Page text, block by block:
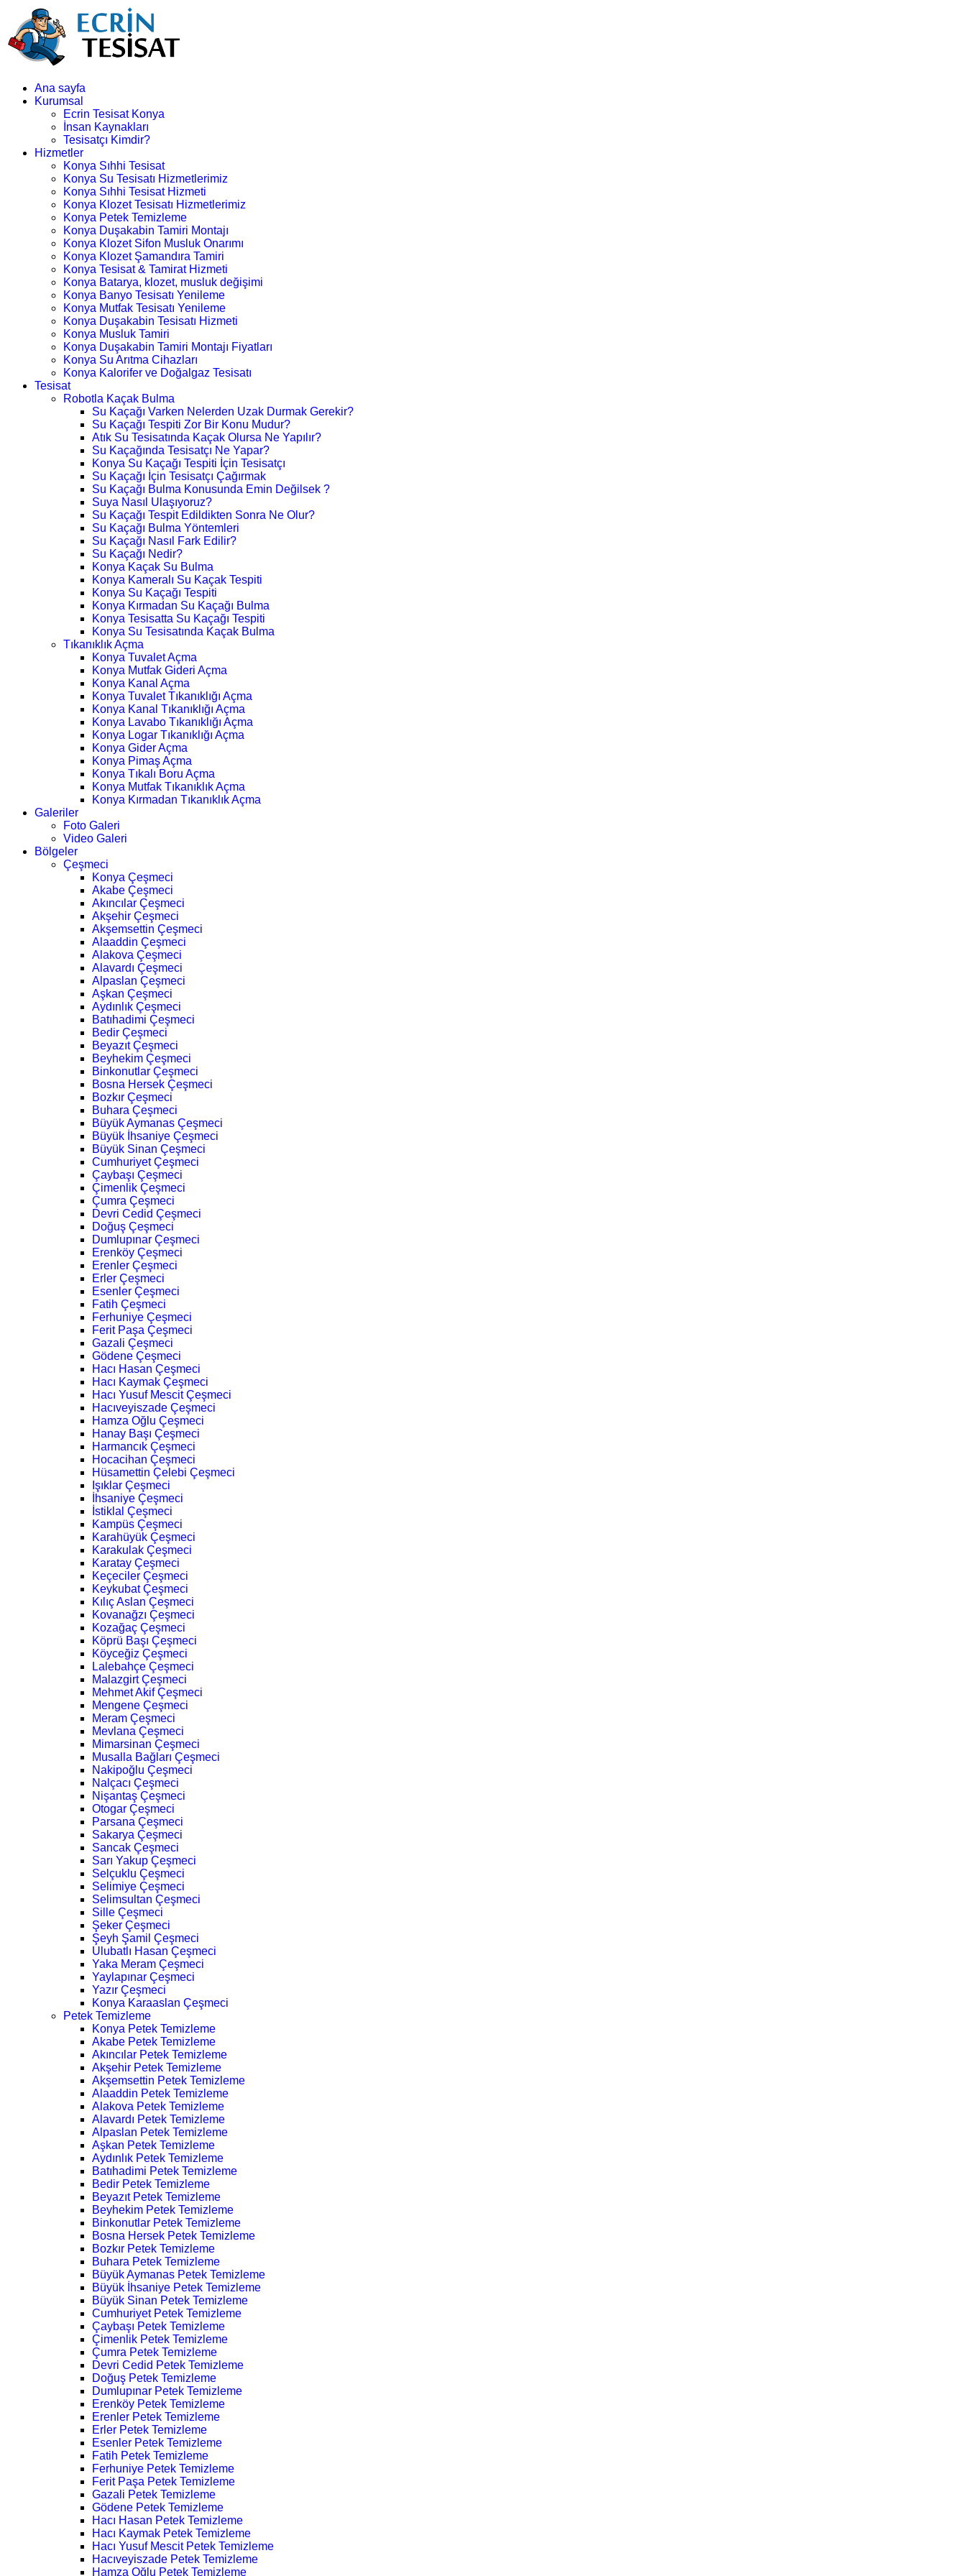
Ana sayfa
Kurumsal
Ecrin Tesisat Konya
İnsan Kaynakları
Tesisatçı Kimdir?
Hizmetler
Konya Sıhhi Tesisat
Konya Su Tesisatı Hizmetlerimiz
Konya Sıhhi Tesisat Hizmeti
Konya Klozet Tesisatı Hizmetlerimiz
Konya Petek Temizleme
Konya Duşakabin Tamiri Montajı
Konya Klozet Sifon Musluk Onarımı
Konya Klozet Şamandıra Tamiri
Konya Tesisat & Tamirat Hizmeti
Konya Batarya, klozet, musluk değişimi
Konya Banyo Tesisatı Yenileme
Konya Mutfak Tesisatı Yenileme
Konya Duşakabin Tesisatı Hizmeti
Konya Musluk Tamiri
Konya Duşakabin Tamiri Montajı Fiyatları
Konya Su Arıtma Cihazları
Konya Kalorifer ve Doğalgaz Tesisatı
Tesisat
Robotla Kaçak Bulma
Su Kaçağı Varken Nelerden Uzak Durmak Gerekir?
Su Kaçağı Tespiti Zor Bir Konu Mudur?
Atık Su Tesisatında Kaçak Olursa Ne Yapılır?
Su Kaçağında Tesisatçı Ne Yapar?
Konya Su Kaçağı Tespiti İçin Tesisatçı
Su Kaçağı İçin Tesisatçı Çağırmak
Su Kaçağı Bulma Konusunda Emin Değilsek ?
Suya Nasıl Ulaşıyoruz?
Su Kaçağı Tespit Edildikten Sonra Ne Olur?
Su Kaçağı Bulma Yöntemleri
Su Kaçağı Nasıl Fark Edilir?
Su Kaçağı Nedir?
Konya Kaçak Su Bulma
Konya Kameralı Su Kaçak Tespiti
Konya Su Kaçağı Tespiti
Konya Kırmadan Su Kaçağı Bulma
Konya Tesisatta Su Kaçağı Tespiti
Konya Su Tesisatında Kaçak Bulma
Tıkanıklık Açma
Konya Tuvalet Açma
Konya Mutfak Gideri Açma
Konya Kanal Açma
Konya Tuvalet Tıkanıklığı Açma
Konya Kanal Tıkanıklığı Açma
Konya Lavabo Tıkanıklığı Açma
Konya Logar Tıkanıklığı Açma
Konya Gider Açma
Konya Pimaş Açma
Konya Tıkalı Boru Açma
Konya Mutfak Tıkanıklık Açma
Konya Kırmadan Tıkanıklık Açma
Galeriler
Foto Galeri
Video Galeri
Bölgeler
Çeşmeci
Konya Çeşmeci
Akabe Çeşmeci
Akıncılar Çeşmeci
Akşehir Çeşmeci
Akşemsettin Çeşmeci
Alaaddin Çeşmeci
Alakova Çeşmeci
Alavardı Çeşmeci
Alpaslan Çeşmeci
Aşkan Çeşmeci
Aydınlık Çeşmeci
Batıhadimi Çeşmeci
Bedir Çeşmeci
Beyazıt Çeşmeci
Beyhekim Çeşmeci
Binkonutlar Çeşmeci
Bosna Hersek Çeşmeci
Bozkır Çeşmeci
Buhara Çeşmeci
Büyük Aymanas Çeşmeci
Büyük İhsaniye Çeşmeci
Büyük Sinan Çeşmeci
Cumhuriyet Çeşmeci
Çaybaşı Çeşmeci
Çimenlik Çeşmeci
Çumra Çeşmeci
Devri Cedid Çeşmeci
Doğuş Çeşmeci
Dumlupınar Çeşmeci
Erenköy Çeşmeci
Erenler Çeşmeci
Erler Çeşmeci
Esenler Çeşmeci
Fatih Çeşmeci
Ferhuniye Çeşmeci
Ferit Paşa Çeşmeci
Gazali Çeşmeci
Gödene Çeşmeci
Hacı Hasan Çeşmeci
Hacı Kaymak Çeşmeci
Hacı Yusuf Mescit Çeşmeci
Hacıveyiszade Çeşmeci
Hamza Oğlu Çeşmeci
Hanay Başı Çeşmeci
Harmancık Çeşmeci
Hocacihan Çeşmeci
Hüsamettin Çelebi Çeşmeci
Işıklar Çeşmeci
İhsaniye Çeşmeci
İstiklal Çeşmeci
Kampüs Çeşmeci
Karahüyük Çeşmeci
Karakulak Çeşmeci
Karatay Çeşmeci
Keçeciler Çeşmeci
Keykubat Çeşmeci
Kılıç Aslan Çeşmeci
Kovanağzı Çeşmeci
Kozağaç Çeşmeci
Köprü Başı Çeşmeci
Köyceğiz Çeşmeci
Lalebahçe Çeşmeci
Malazgirt Çeşmeci
Mehmet Akif Çeşmeci
Mengene Çeşmeci
Meram Çeşmeci
Mevlana Çeşmeci
Mimarsinan Çeşmeci
Musalla Bağları Çeşmeci
Nakipoğlu Çeşmeci
Nalçacı Çeşmeci
Nişantaş Çeşmeci
Otogar Çeşmeci
Parsana Çeşmeci
Sakarya Çeşmeci
Sancak Çeşmeci
Sarı Yakup Çeşmeci
Selçuklu Çeşmeci
Selimiye Çeşmeci
Selimsultan Çeşmeci
Sille Çeşmeci
Şeker Çeşmeci
Şeyh Şamil Çeşmeci
Ulubatlı Hasan Çeşmeci
Yaka Meram Çeşmeci
Yaylapınar Çeşmeci
Yazır Çeşmeci
Konya Karaaslan Çeşmeci
Petek Temizleme
Konya Petek Temizleme
Akabe Petek Temizleme
Akıncılar Petek Temizleme
Akşehir Petek Temizleme
Akşemsettin Petek Temizleme
Alaaddin Petek Temizleme
Alakova Petek Temizleme
Alavardı Petek Temizleme
Alpaslan Petek Temizleme
Aşkan Petek Temizleme
Aydınlık Petek Temizleme
Batıhadimi Petek Temizleme
Bedir Petek Temizleme
Beyazıt Petek Temizleme
Beyhekim Petek Temizleme
Binkonutlar Petek Temizleme
Bosna Hersek Petek Temizleme
Bozkır Petek Temizleme
Buhara Petek Temizleme
Büyük Aymanas Petek Temizleme
Büyük İhsaniye Petek Temizleme
Büyük Sinan Petek Temizleme
Cumhuriyet Petek Temizleme
Çaybaşı Petek Temizleme
Çimenlik Petek Temizleme
Çumra Petek Temizleme
Devri Cedid Petek Temizleme
Doğuş Petek Temizleme
Dumlupınar Petek Temizleme
Erenköy Petek Temizleme
Erenler Petek Temizleme
Erler Petek Temizleme
Esenler Petek Temizleme
Fatih Petek Temizleme
Ferhuniye Petek Temizleme
Ferit Paşa Petek Temizleme
Gazali Petek Temizleme
Gödene Petek Temizleme
Hacı Hasan Petek Temizleme
Hacı Kaymak Petek Temizleme
Hacı Yusuf Mescit Petek Temizleme
Hacıveyiszade Petek Temizleme
Hamza Oğlu Petek Temizleme